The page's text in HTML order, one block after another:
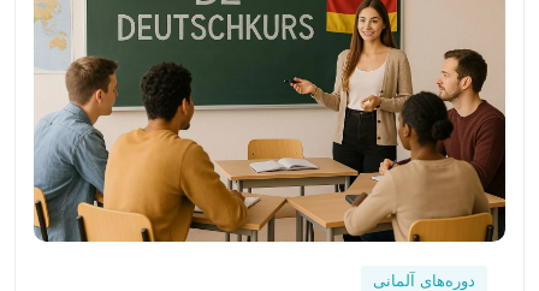
دوره‌های آلمانی